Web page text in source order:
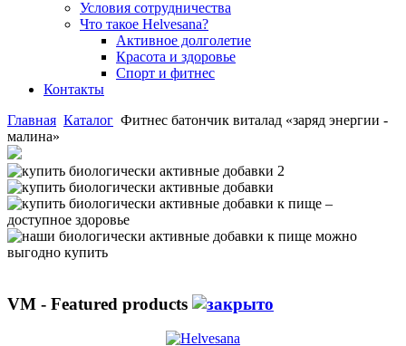
Условия сотрудничества
Что такое Helvesana?
Активное долголетие
Красота и здоровье
Спорт и фитнес
Контакты
Главная Каталог Фитнес батончик виталад «заряд энергии -
малина»
VM - Featured products